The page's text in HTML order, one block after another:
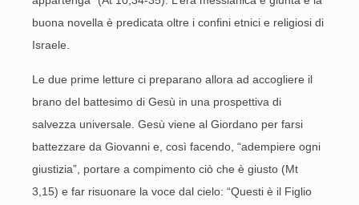
buona novella è predicata oltre i confini etnici e religiosi di
Israele.
Le due prime letture ci preparano allora ad accogliere il
brano del battesimo di Gesù in una prospettiva di
salvezza universale. Gesù viene al Giordano per farsi
battezzare da Giovanni e, così facendo, “adempiere ogni
giustizia”, portare a compimento ciò che è giusto (Mt
3,15) e far risuonare la voce dal cielo: “Questi è il Figlio